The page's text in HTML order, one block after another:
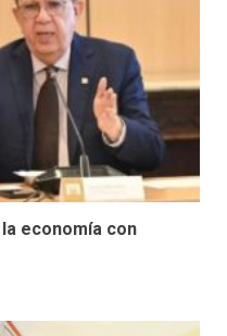
economía con